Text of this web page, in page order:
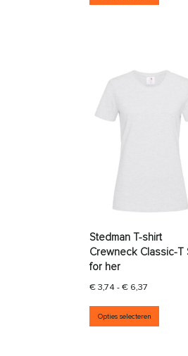
Stedman T-shirt
Crewneck Classic-T
for her
€3,74 - € 6,37
Opties selecteren
Dit